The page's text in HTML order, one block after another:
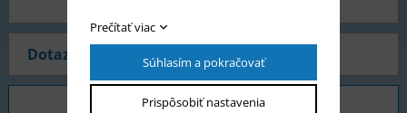
Dotaz na produkt
Prečítať viac
Súhlasím a pokračovať
Prispôsobiť nastavenia